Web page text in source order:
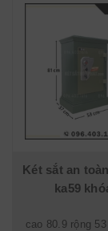
Két sắt an
ka59
cao 80.9 rộng